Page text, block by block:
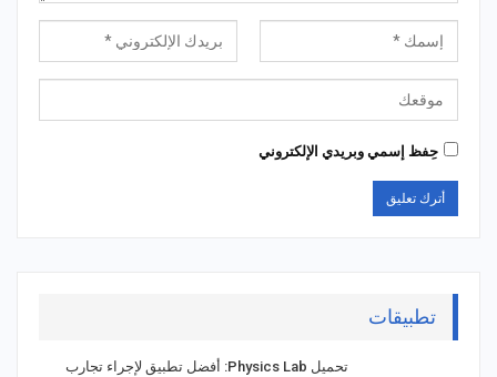
حِفظ إسمي وبريدي الإلكتروني
تطبيقات
تحميل Physics Lab: أفضل تطبيق لإجراء تجارب